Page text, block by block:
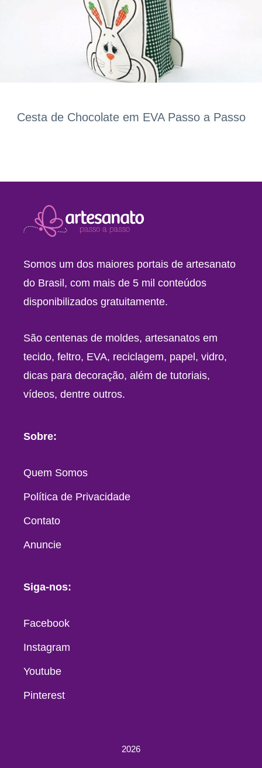
Cesta de Chocolate em EVA Passo a Passo
Somos um dos maiores portais de artesanato
do Brasil, com mais de 5 mil conteúdos
disponibilizados gratuitamente.
São centenas de moldes, artesanatos em
tecido, feltro, EVA, reciclagem, papel, vidro,
dicas para decoração, além de tutoriais,
vídeos, dentre outros.
Sobre:
Quem Somos
Política de Privacidade
Contato
Anuncie
Siga-nos:
Facebook
Instagram
Youtube
Pinterest
2026